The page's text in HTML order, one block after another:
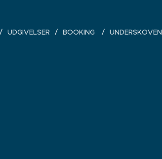
UDGIVELSER BOOKING UNDERSKOVEN